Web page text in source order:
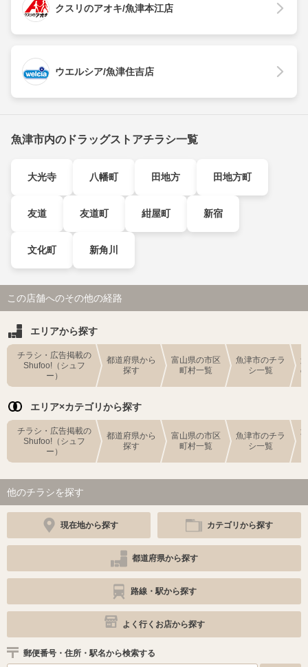
クスリのアオキ/魚津本江店
ウエルシア/魚津住吉店
魚津市内のドラッグストアチラシ一覧
大光寺 八幡町 田地方 田地方町
友道 友道町 紺屋町 新宿
文化町 新角川
この店舗へのその他の経路
エリアから探す
チラシ・広告掲載の
Shufoo!（シュフ
ー）
都道府県から
探す
富山県の市区
町村一覧
魚津市のチラ
シ一覧
エリア×カテゴリから探す
チラシ・広告掲載の
Shufoo!（シュフ
ー）
都道府県から
探す
富山県の市区
町村一覧
魚津市のチラ
シ一覧
他のチラシを探す
現在地から探す カテゴリから探す
都道府県から探す
路線・駅から探す
よく行くお店から探す
郵便番号・住所・駅名から検索する